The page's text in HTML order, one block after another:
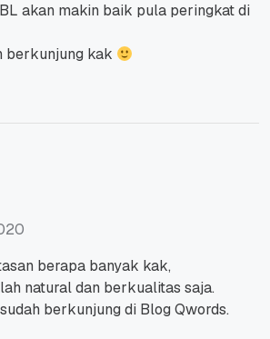
akan makin baik pula peringkat di
berkunjung kak
berapa banyak kak,
natural dan berkualitas saja.
berkunjung di Blog Qwords.